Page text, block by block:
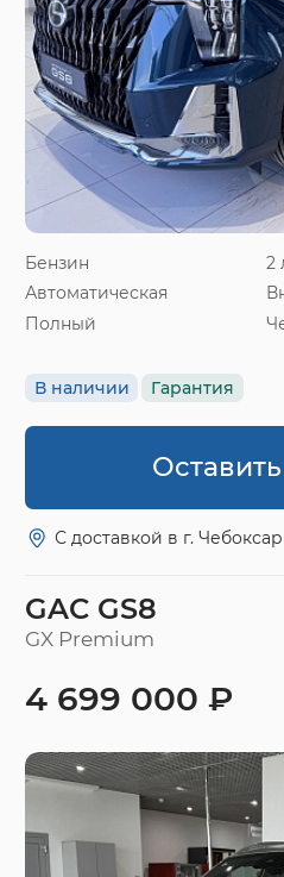
Бензин
2
Автоматическая
Полный
В наличии Гарантия
С доставкой в г.
GAC GS8
GX Premium
4 699 000 ₽